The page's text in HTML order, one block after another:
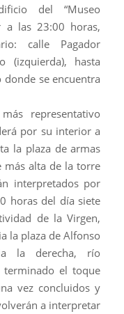
del “Museo
a las 23:00 horas,
calle Pagador
(izquierda), hasta
se encuentra
representativo
por su interior a
la plaza de armas
más alta de la torre
interpretados por
horas del día siete
de la Virgen,
la plaza de Alfonso
la derecha, río
terminado el toque
vez concluidos y
a interpretar